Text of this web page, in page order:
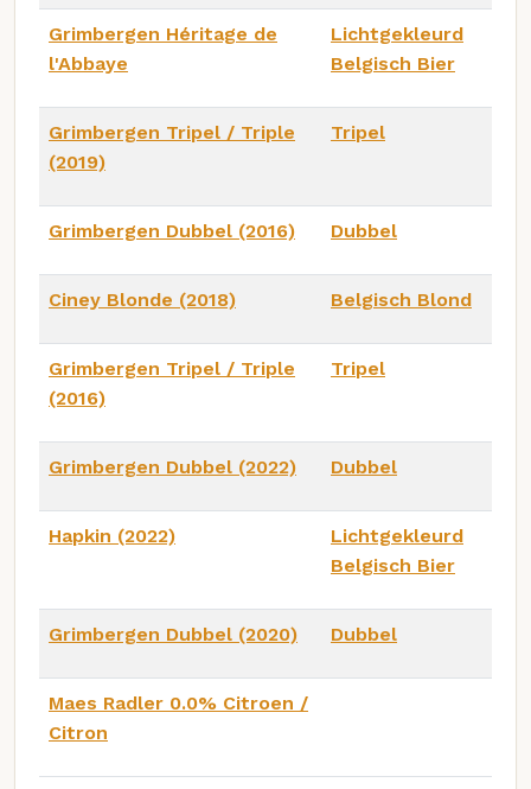
Grimbergen Héritage de
l'Abbaye
Lichtgekleurd
Belgisch Bier
Grimbergen Tripel / Triple
(2019)
Tripel
Grimbergen Dubbel (2016) Dubbel
Ciney Blonde (2018) Belgisch Blond
Grimbergen Tripel / Triple
(2016)
Tripel
Grimbergen Dubbel (2022) Dubbel
Hapkin (2022)
Lichtgekleurd
Belgisch Bier
Grimbergen Dubbel (2020) Dubbel
Maes Radler 0.0% Citroen /
Citron